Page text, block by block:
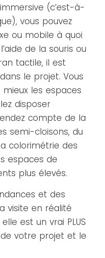
(c’est-à-
vous pouvez
ou mobile à quoi
de la souris ou
tactile, il est
le projet. Vous
les espaces
disposer
compte de la
semi-cloisons, du
colorimétrie des
espaces de
plus élevés.
et des
visite en réalité
est un vrai PLUS
votre projet et le